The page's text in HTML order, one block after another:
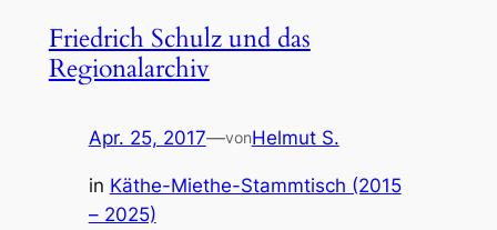
Friedrich Schulz und das
Regionalarchiv
Apr. 25, 2017—vonHelmut S.
in Käthe-Miethe-Stammtisch (2015
– 2025)